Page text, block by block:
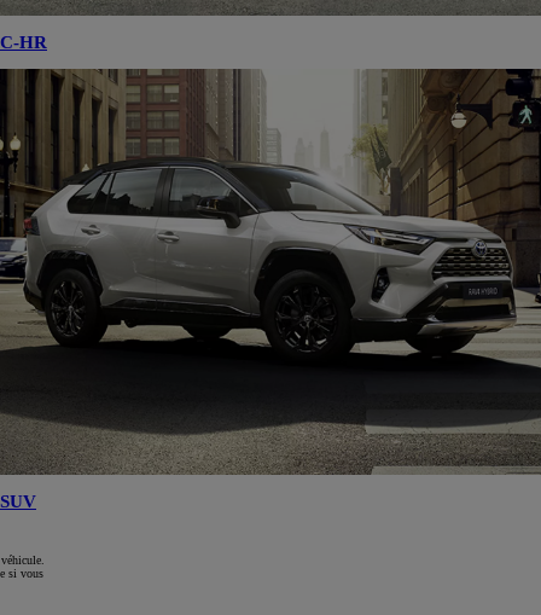
C-HR
SUV
si vous